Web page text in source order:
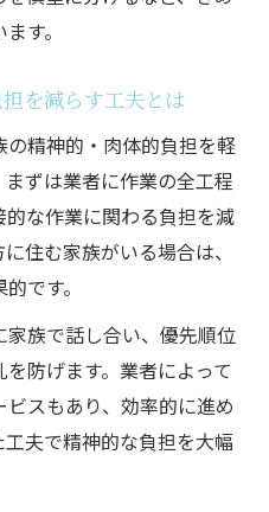
す。
を減らす工夫とは
精神的・肉体的負担を軽
ずは業者に作業の全工程
な作業に関わる負担を減
住む家族がいる場合は、
です。
族で話し合い、優先順位
防げます。業者によって
スもあり、効率的に進め
夫で精神的な負担を大幅